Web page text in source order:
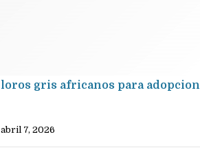
loros gris africanos para adopcion
abril 7, 2026